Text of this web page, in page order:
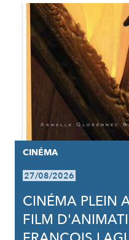
CINÉMA
27/08/2026
CINÉMA PLEIN
FILM